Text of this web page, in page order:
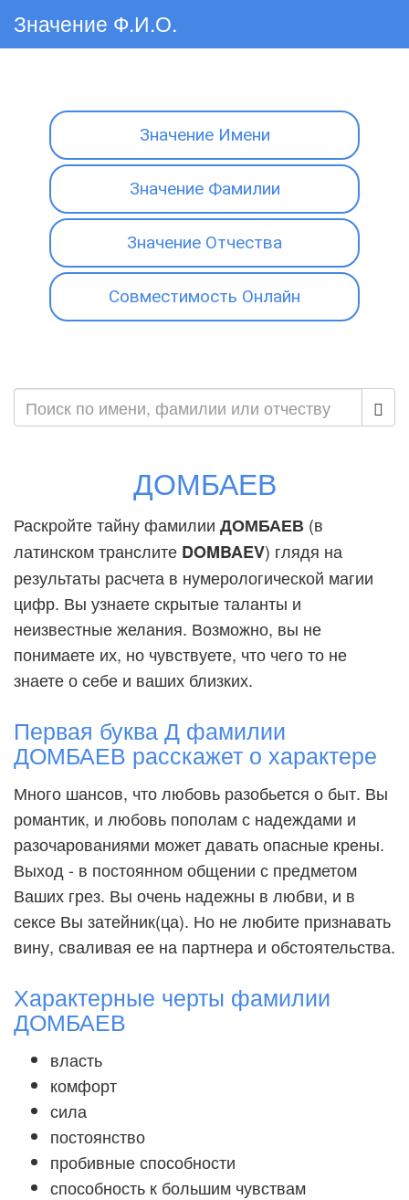
Значение Ф.И.О.
Значение Имени
Значение Фамилии
Значение Отчества
Совместимость Онлайн
ДОМБАЕВ
Раскройте тайну фамилии ДОМБАЕВ (в
латинском транслите DOMBAEV) глядя на
результаты расчета в нумерологической магии
цифр. Вы узнаете скрытые таланты и
неизвестные желания. Возможно, вы не
понимаете их, но чувствуете, что чего то не
знаете о себе и ваших близких.
Первая буква Д фамилии
ДОМБАЕВ расскажет о характере
Много шансов, что любовь разобьется о быт. Вы
романтик, и любовь пополам с надеждами и
разочарованиями может давать опасные крены.
Выход - в постоянном общении с предметом
Ваших грез. Вы очень надежны в любви, и в
сексе Вы затейник(ца). Но не любите признавать
вину, сваливая ее на партнера и обстоятельства.
Характерные черты фамилии
ДОМБАЕВ
власть
комфорт
сила
постоянство
пробивные способности
способность к большим чувствам